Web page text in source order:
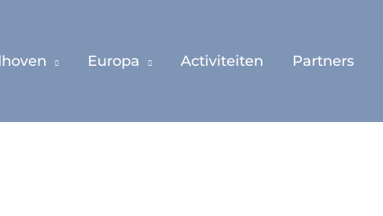
Europa Activiteiten Partners